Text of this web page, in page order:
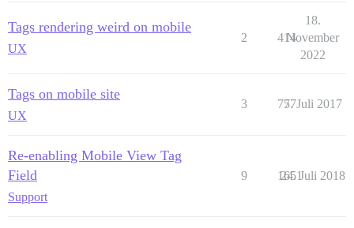
Tags rendering weird on mobile
UX
2 414
18.
November
2022
Tags on mobile site
UX
3 777
5. Juli 2017
Re-enabling Mobile View Tag
Field
Support
9 1651
24. Juli 2018